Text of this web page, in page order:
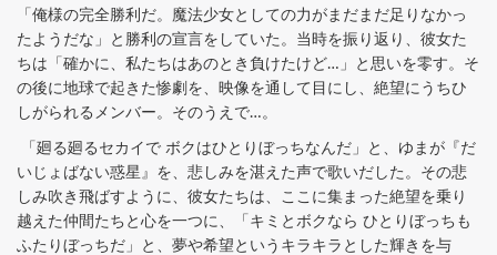
「俺様の完全勝利だ。魔法少女としての力がまだまだ足りなかっ
たようだな」と勝利の宣言をしていた。当時を振り返り、彼女た
ちは「確かに、私たちはあのとき負けたけど…」と思いを零す。そ
の後に地球で起きた惨劇を、映像を通して目にし、絶望にうちひ
しがられるメンバー。そのうえで…。
「廻る廻るセカイで ボクはひとりぼっちなんだ」と、ゆまが『だ
いじょばない惑星』を、悲しみを湛えた声で歌いだした。その悲
しみ吹き飛ばすように、彼女たちは、ここに集まった絶望を乗り
越えた仲間たちと心を一つに、「キミとボクなら ひとりぼっちも
ふたりぼっちだ」と、夢や希望というキラキラとした輝きを与